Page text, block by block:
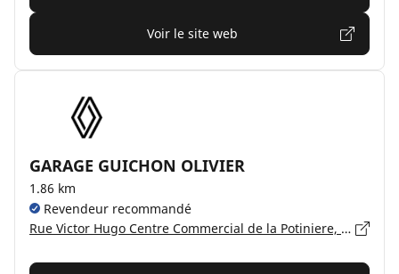
Voir le site web
GARAGE GUICHON OLIVIER
1.86 km
Revendeur recommandé
Rue Victor Hugo Centre Commercial de la Potiniere, 27320 NONANCOURT